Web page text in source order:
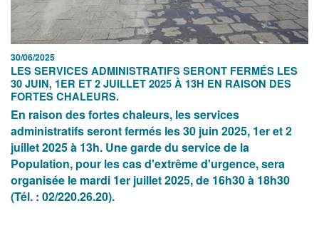
30/06/2025
LES SERVICES ADMINISTRATIFS SERONT FERMÉS LES
30 JUIN, 1ER ET 2 JUILLET 2025 À 13H EN RAISON DES
FORTES CHALEURS.
En raison des fortes chaleurs, les services
administratifs seront fermés les 30 juin 2025, 1er et 2
juillet 2025 à 13h. Une garde du service de la
Population, pour les cas d'extrême d'urgence, sera
organisée le mardi 1er juillet 2025, de 16h30 à 18h30
(Tél. : 02/220.26.20).